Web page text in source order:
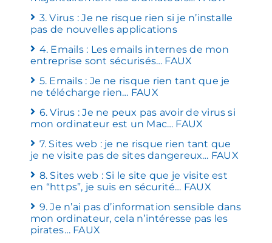
3. Virus : Je ne risque rien si je n’installe
pas de nouvelles applications
4. Emails : Les emails internes de mon
entreprise sont sécurisés… FAUX
5. Emails : Je ne risque rien tant que je
ne télécharge rien… FAUX
6. Virus : Je ne peux pas avoir de virus si
mon ordinateur est un Mac… FAUX
7. Sites web : je ne risque rien tant que
je ne visite pas de sites dangereux… FAUX
8. Sites web : Si le site que je visite est
en “https”, je suis en sécurité… FAUX
9. Je n’ai pas d’information sensible dans
mon ordinateur, cela n’intéresse pas les
pirates… FAUX